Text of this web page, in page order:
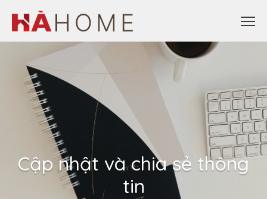
Cập nhật và chia sẻ thông
tin